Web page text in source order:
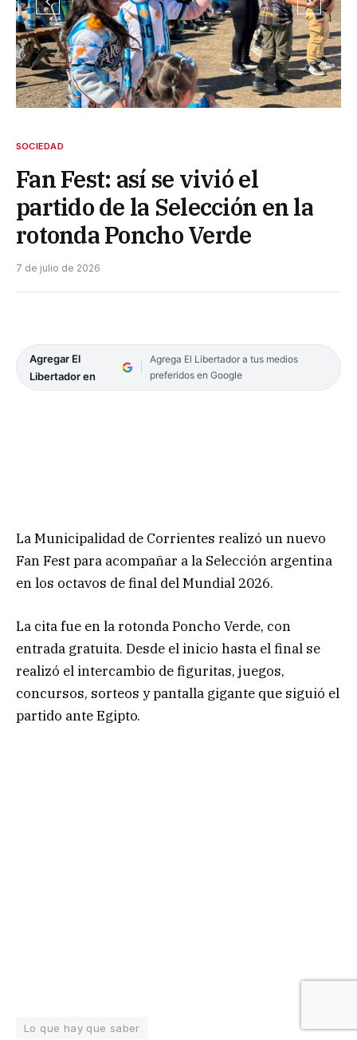
SOCIEDAD
Fan Fest: así se vivió el
partido de la Selección en la
rotonda Poncho Verde
7 de julio de 2026
Agregar El
Libertador en
Agrega El Libertador a tus medios
preferidos en Google
La Municipalidad de Corrientes realizó un nuevo
Fan Fest para acompañar a la Selección argentina
en los octavos de final del Mundial 2026.
La cita fue en la rotonda Poncho Verde, con
entrada gratuita. Desde el inicio hasta el final se
realizó el intercambio de figuritas, juegos,
concursos, sorteos y pantalla gigante que siguió el
partido ante Egipto.
Lo que hay que saber